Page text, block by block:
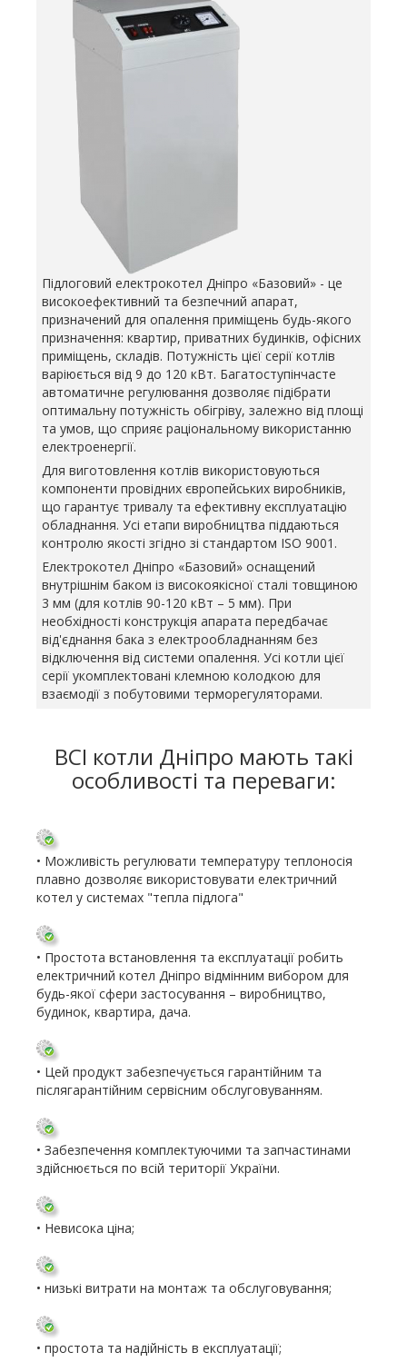
Підлоговий електрокотел Дніпро «Базовий» - це
високоефективний та безпечний апарат,
призначений для опалення приміщень будь-якого
призначення: квартир, приватних будинків, офісних
приміщень, складів. Потужність цієї серії котлів
варіюється від 9 до 120 кВт. Багатоступінчасте
автоматичне регулювання дозволяє підібрати
оптимальну потужність обігріву, залежно від площі
та умов, що сприяє раціональному використанню
електроенергії.
Для виготовлення котлів використовуються
компоненти провідних європейських виробників,
що гарантує тривалу та ефективну експлуатацію
обладнання. Усі етапи виробництва піддаються
контролю якості згідно зі стандартом ISO 9001.
Електрокотел Дніпро «Базовий» оснащений
внутрішнім баком із високоякісної сталі товщиною
3 мм (для котлів 90-120 кВт – 5 мм). При
необхідності конструкція апарата передбачає
від'єднання бака з електрообладнанням без
відключення від системи опалення. Усі котли цієї
серії укомплектовані клемною колодкою для
взаємодії з побутовими терморегуляторами.
ВСІ котли Дніпро мають такі
особливості та переваги:
• Можливість регулювати температуру теплоносія
плавно дозволяє використовувати електричний
котел у системах "тепла підлога"
• Простота встановлення та експлуатації робить
електричний котел Дніпро відмінним вибором для
будь-якої сфери застосування – виробництво,
будинок, квартира, дача.
• Цей продукт забезпечується гарантійним та
післягарантійним сервісним обслуговуванням.
• Забезпечення комплектуючими та запчастинами
здійснюється по всій території України.
• Невисока ціна;
• низькі витрати на монтаж та обслуговування;
• простота та надійність в експлуатації;